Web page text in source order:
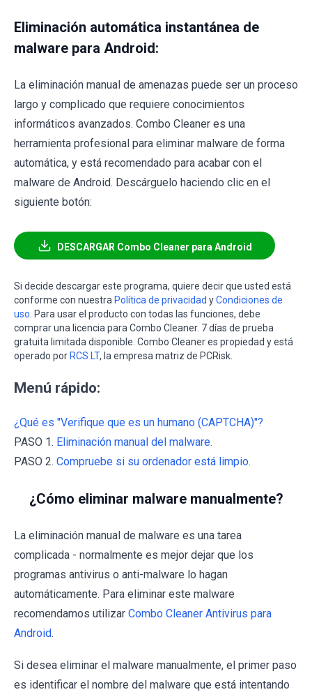
Eliminación automática instantánea de
malware para Android:
La eliminación manual de amenazas puede ser un proceso
largo y complicado que requiere conocimientos
informáticos avanzados. Combo Cleaner es una
herramienta profesional para eliminar malware de forma
automática, y está recomendado para acabar con el
malware de Android. Descárguelo haciendo clic en el
siguiente botón:
DESCARGAR Combo Cleaner para Android
Si decide descargar este programa, quiere decir que usted está
conforme con nuestra Política de privacidad yCondiciones de
uso . Para usar el producto con todas las funciones, debe
comprar una licencia para Combo Cleaner. 7 días de prueba
gratuita limitada disponible. Combo Cleaner es propiedad y está
operado por RCS LT, la empresa matriz de PCRisk.
Menú rápido:
¿Qué es "Verifique que es un humano (CAPTCHA)"?
PASO 1. Eliminación manual del malware.
PASO 2. Compruebe si su ordenador está limpio.
¿Cómo eliminar malware manualmente?
La eliminación manual de malware es una tarea
complicada - normalmente es mejor dejar que los
programas antivirus o anti-malware lo hagan
automáticamente. Para eliminar este malware
recomendamos utilizar Combo Cleaner Antivirus para
Android.
Si desea eliminar el malware manualmente, el primer paso
es identificar el nombre del malware que está intentando